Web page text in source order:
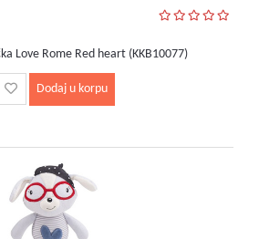
Love Rome Red heart (KKB10077)
Dodaj u korpu